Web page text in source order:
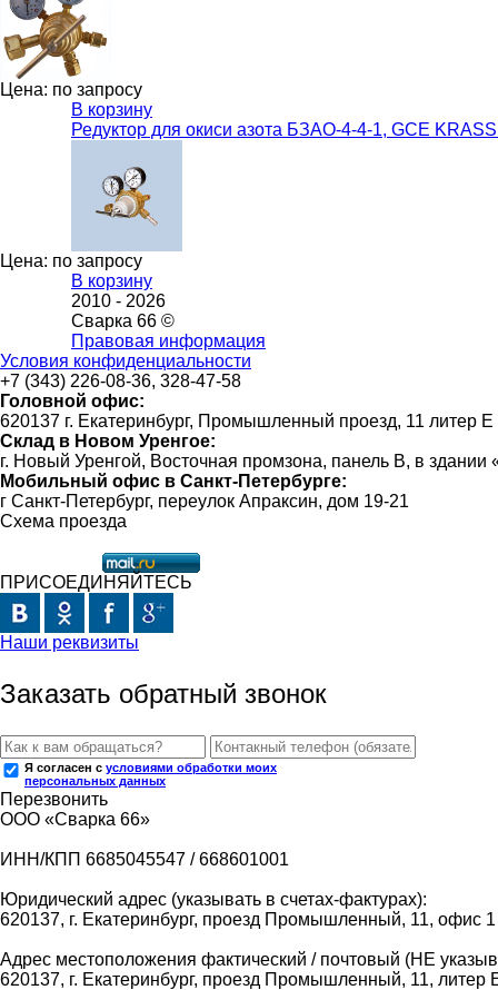
Цена: по запросу
В корзину
Редуктор для окиси азота БЗАО-4-4-1, GCE
Цена: по запросу
В корзину
2010 - 2026
Сварка 66 ©
Правовая информация
Условия конфиденциальности
+7 (343) 226-08-36, 328-47-58
Головной офис:
620137 г. Екатеринбург, Промышленный проезд, 11 литер Е
Склад в Новом Уренгое:
г. Новый Уренгой, Восточная промзона, панель В, в
Мобильный офис в Санкт-Петербурге:
г Санкт-Петербург, переулок Апраксин, дом 19-21
Схема проезда
ПРИСОЕДИНЯЙТЕСЬ
Наши реквизиты
Заказать обратный звонок
Я согласен с условиями обработки моих
персональных данных
Перезвонить
ООО «Сварка 66»
ИНН/КПП 6685045547 / 668601001
Юридический адрес (указывать в счетах-фактурах):
620137, г. Екатеринбург, проезд Промышленный, 11, офис 1
Адрес местоположения фактический / почтовый (НЕ
620137, г. Екатеринбург, проезд Промышленный, 11, литер